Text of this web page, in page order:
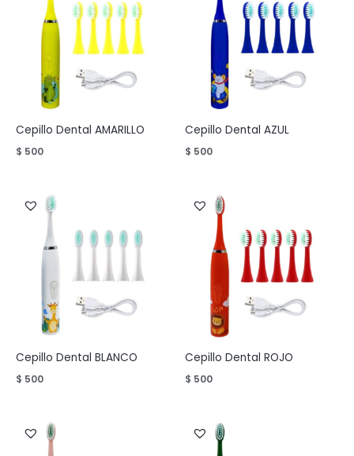
Cepillo Dental AMARILLO
$ 500
Cepillo Dental AZUL
$ 500
Cepillo Dental BLANCO
$ 500
Cepillo Dental ROJO
$ 500